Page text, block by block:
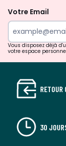
Votre Email
Vous disposez déjà
votre espace
RETOUR
30